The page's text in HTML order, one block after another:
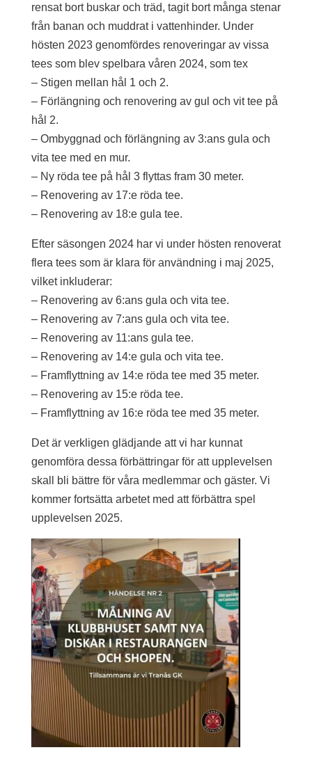
rensat bort buskar och träd, tagit bort många stenar
från banan och muddrat i vattenhinder. Under
hösten 2023 genomfördes renoveringar av vissa
tees som blev spelbara våren 2024, som tex
– Stigen mellan hål 1 och 2.
– Förlängning och renovering av gul och vit tee på
hål 2.
– Ombyggnad och förlängning av 3:ans gula och
vita tee med en mur.
– Ny röda tee på hål 3 flyttas fram 30 meter.
– Renovering av 17:e röda tee.
– Renovering av 18:e gula tee.
Efter säsongen 2024 har vi under hösten renoverat
flera tees som är klara för användning i maj 2025,
vilket inkluderar:
– Renovering av 6:ans gula och vita tee.
– Renovering av 7:ans gula och vita tee.
– Renovering av 11:ans gula tee.
– Renovering av 14:e gula och vita tee.
– Framflyttning av 14:e röda tee med 35 meter.
– Renovering av 15:e röda tee.
– Framflyttning av 16:e röda tee med 35 meter.
Det är verkligen glädjande att vi har kunnat
genomföra dessa förbättringar för att upplevelsen
skall bli bättre för våra medlemmar och gäster. Vi
kommer fortsätta arbetet med att förbättra spel
upplevelsen 2025.